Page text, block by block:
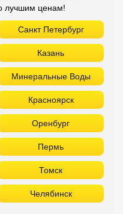
Оренбург
Пермь
Томск
Челябинск
звезд
фильтры
Аланья